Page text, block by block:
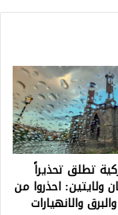
تطلق تحذيراً
ولايتين: احذروا من
والانهيارات